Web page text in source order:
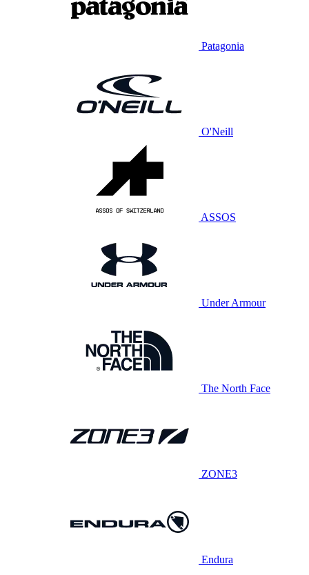
Patagonia
O'Neill
ASSOS
Under Armour
The North Face
ZONE3
Endura